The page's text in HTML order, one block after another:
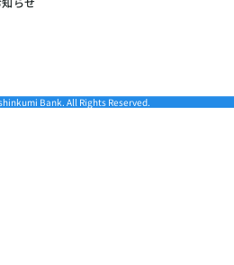
Bank. All Rights Reserved.